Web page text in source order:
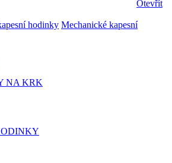
Otevřít
hodinky Mechanické kapesní
NA KRK